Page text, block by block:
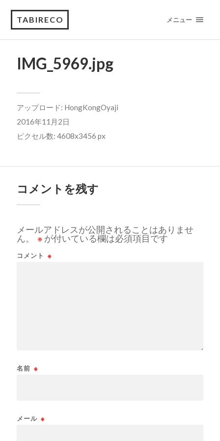
TABIRECO メニュー
IMG_5969.jpg
アップロード: HongKongOyaji
2016年11月2日
ピクセル数: 4608x3456 px
コメントを残す
メールアドレスが公開されることはありませ
ん。
※ が付いている欄は必須項目です
コメント ※
名前 ※
メール ※